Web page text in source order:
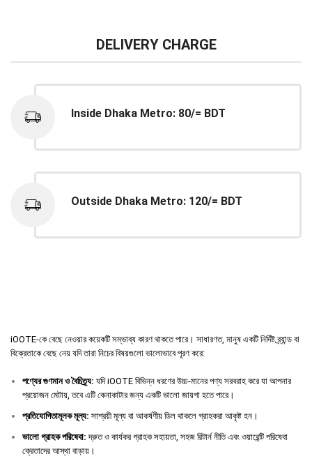
DELIVERY CHARGE
Inside Dhaka Metro: 80/= BDT
Outside Dhaka Metro: 120/= BDT
iOOTE-কে বেছে নেওয়ার কয়েকটি সম্ভাব্য কারণ থাকতে পারে। সাধারণত, মানুষ একটি নির্দিষ্ট ব্র্যান্ড বা
বিক্রেতাকে বেছে নেয় যদি তারা নিচের বিষয়গুলো ভালোভাবে পূরণ করে:
পণ্যের গুণমান ও বৈচিত্র্য: যদি iOOTE বিভিন্ন ধরণের উচ্চ-মানের পণ্য সরবরাহ করে যা আপনার
প্রয়োজন মেটায়, তবে এটি কেনাকাটার জন্য একটি ভালো জায়গা হতে পারে।
প্রতিযোগিতামূলক মূল্য: সাশ্রয়ী মূল্য বা আকর্ষণীয় ডিল থাকলে গ্রাহকরা আকৃষ্ট হন।
ভালো গ্রাহক পরিষেবা: দ্রুত ও কার্যকর গ্রাহক সহায়তা, সহজ রিটার্ন নীতি এবং ওয়ারেন্টি পরিষেবা
ক্রেতাদের আস্থা বাড়ায়।